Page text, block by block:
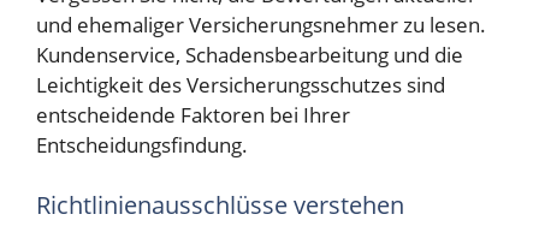
und ehemaliger Versicherungsnehmer zu lesen.
Kundenservice, Schadensbearbeitung und die
Leichtigkeit des Versicherungsschutzes sind
entscheidende Faktoren bei Ihrer
Entscheidungsfindung.
Richtlinienausschlüsse verstehen